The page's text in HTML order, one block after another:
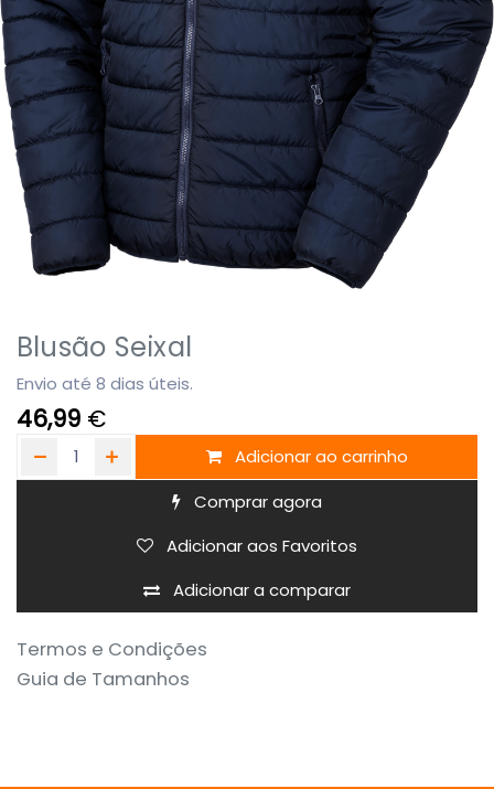
Blusão Seixal
Envio até 8 dias úteis.
46,99 €
Adicionar ao carrinho
Comprar agora
Adicionar a comparar
Adicionar aos Favoritos
Termos e Condições
Guia de Tamanhos